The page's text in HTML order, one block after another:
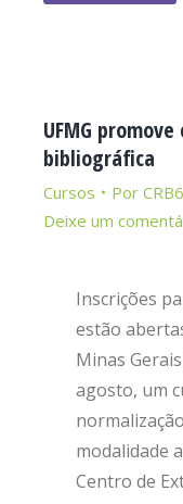
UFMG
bibliográfica
Cursos Por CRB6
Deixe um
Inscrições
estão
Minas
agosto, um
modalidade
Centro de